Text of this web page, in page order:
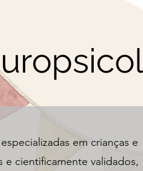
em crianças e
e cientificamente validados,